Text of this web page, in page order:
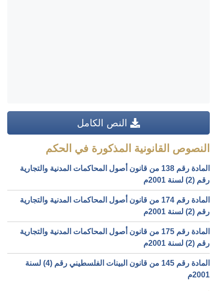
النص الكامل
النصوص القانونية المذكورة في الحكم
المادة رقم 138 من قانون أصول المحاكمات المدنية والتجارية
رقم (2) لسنة 2001م
المادة رقم 174 من قانون أصول المحاكمات المدنية والتجارية
رقم (2) لسنة 2001م
المادة رقم 175 من قانون أصول المحاكمات المدنية والتجارية
رقم (2) لسنة 2001م
المادة رقم 145 من قانون البينات الفلسطيني رقم (4) لسنة
2001م